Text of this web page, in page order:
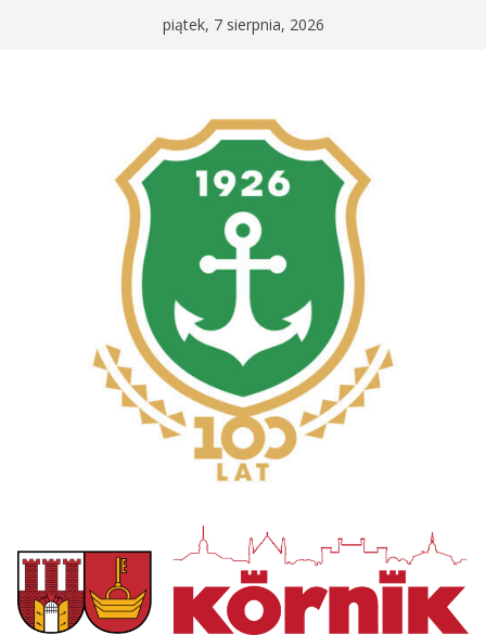
piątek, 7 sierpnia, 2026